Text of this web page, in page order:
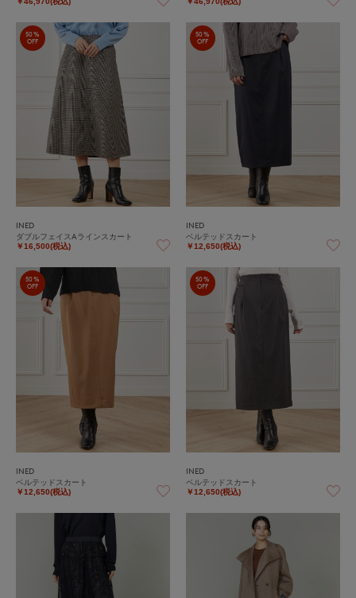
50%
OFF
INED
ダブルフェイスAラインスカート
￥16,500(税込)
50%
OFF
INED
ベルテッドスカート
￥12,650(税込)
50%
OFF
INED
ベルテッドスカート
￥12,650(税込)
50%
OFF
INED
ベルテッドスカート
￥12,650(税込)